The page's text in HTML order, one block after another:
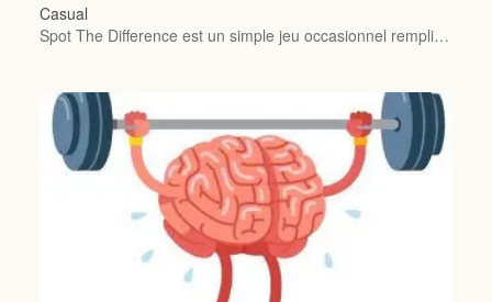
Casual
Spot The Difference est un simple jeu occasionnel rempli…